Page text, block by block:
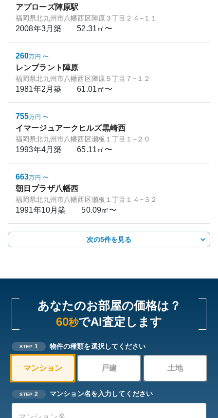
アプローズ陣原駅
福岡県北九州市八幡西区陣原３丁目２４−１１
2008年3月築 52.31㎡〜
260万円 〜
レンブラント陣原
福岡県北九州市八幡西区陣原５丁目７−１２
1981年2月築 61.01㎡〜
755万円 〜
イマージュアークヒルズ黒崎西
福岡県北九州市八幡西区瀬板１丁目１−２０
1993年4月築 65.11㎡〜
663万円 〜
朝日プラザ八幡西
福岡県北九州市八幡西区瀬板１丁目１４−３２
1991年10月築 50.09㎡〜
次の5件を見る
あなたのお部屋の価格は？
60秒でAI査定します
STEP 1 物件の種類を選択してください
マンション 戸建 土地
STEP 2 マンション名を入力してください